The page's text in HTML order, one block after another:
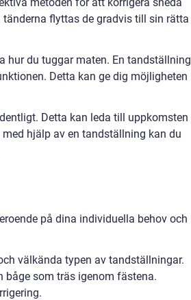
flyttas de gradvis till sin rätta
hur du tuggar maten. En tandställning
Detta kan ge dig möjligheten
Detta kan leda till uppkomsten
hjälp av en tandställning kan du
på dina individuella behov och
välkända typen av tandställningar.
båge som träs igenom fästena.